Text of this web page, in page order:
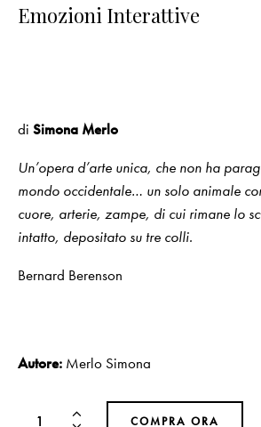
Emozioni Interattive
di Simona Merlo
Un’opera d’arte unica, che non ha
mondo occidentale… un solo animale
cuore, arterie, zampe, di cui rimane lo
intatto, depositato su tre colli.
Bernard Berenson
Autore: Merlo Simona
COMPRA ORA